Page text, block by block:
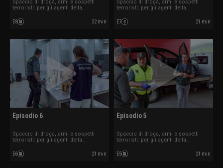
Spaccio di droga, armi e sospetti
terroristi: per gli agenti della
sono all'ordine del giorno.
E8 22 min
Spaccio di droga, armi e sospetti
terroristi: per gli agenti della
sono all'ordine del giorno.
E7 21 min
Episodio 6
Spaccio di droga, armi e sospetti
terroristi: per gli agenti della
sono all'ordine del giorno.
E6 21 min
Episodio 5
Spaccio di droga, armi e sospetti
terroristi: per gli agenti della
sono all'ordine del giorno.
E5 21 min